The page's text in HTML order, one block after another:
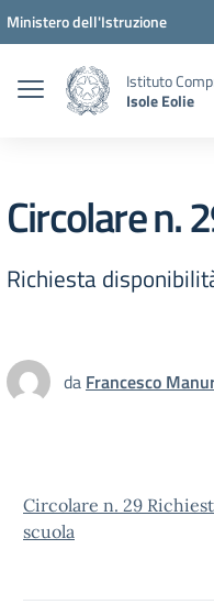
Vai ai contenuti
Vai al menu di navigazione
Vai al footer
Ministero dell'Istruzione
Istituto
Isole Eolie
Circolare n.
Richiesta
da Francesco
Circolare n. 29
scuola